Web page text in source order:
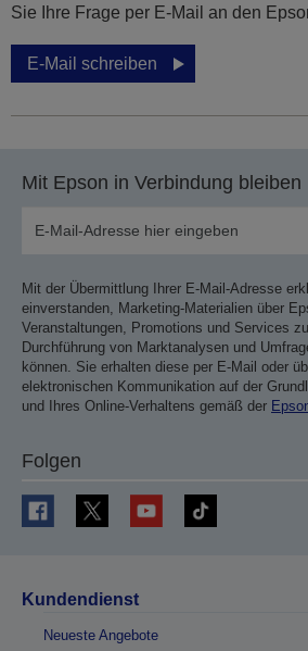
Sie Ihre Frage per E-Mail an den
E-Mail schreiben
Mit Epson in Verbindung bleiben
Mit der Übermittlung Ihrer E-Mail-Adresse
einverstanden, Marketing-Materialien über
Veranstaltungen, Promotions und Services
Durchführung von Marktanalysen und
können. Sie erhalten diese per E-Mail oder
elektronischen Kommunikation auf der
und Ihres Online-Verhaltens gemäß der
Folgen
Kundendienst
Neueste Angebote